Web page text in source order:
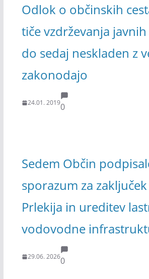
Odlok o občinskih
tiče vzdrževanja javnih
do sedaj neskladen z
zakonodajo
24.01. 20190
Sedem Občin
sporazum za zaključek
Prlekija in ureditev
vodovodne
29.06. 20260